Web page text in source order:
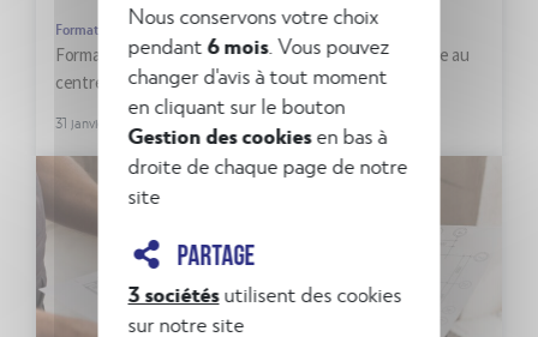
Formations
Formations sécurité incendie : manipulation et pratique au
centre du nouveau catalogue
31 janvier 2025
Nous conservons votre choix
pendant6 mois. Vous pouvez
changer d'avis à tout moment
en cliquant sur le bouton
Gestion des cookiesen bas à
droite de chaque page de notre
site
PARTAGE
3 sociétésutilisent des cookies
sur notre site